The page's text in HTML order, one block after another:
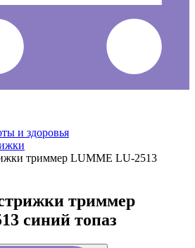
и здоровья
триммер LUMME LU-2513
триммер
синий топаз